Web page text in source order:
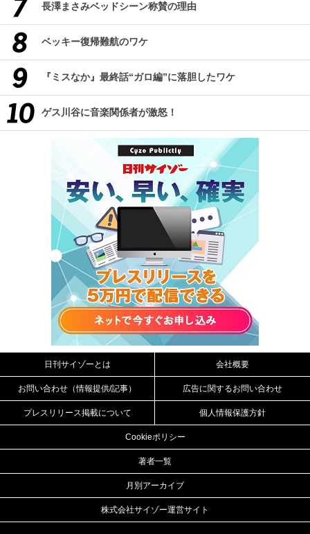
長澤まさみベッドシーン称賛の理由
ベッキー復帰難航のワケ
『ミスなか』最終話“ガロ編”に落胆したワケ
ゲス川谷に音楽関係者が激怒！
日刊サイゾーとは 会社概要
お問い合わせ（情報提供/記事） 広告に関するお問い合わせ
プレスリリース掲載について 個人情報保護方針
Cookieポリシー
著者一覧
月別アーカイブ
株式会社サイゾー運営サイト